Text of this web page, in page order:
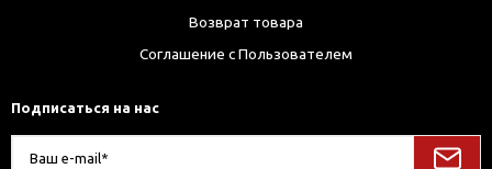
Возврат товара
Соглашение с Пользователем
Подписаться на нас